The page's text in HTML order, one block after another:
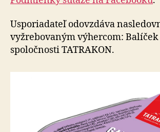
Usporiadateľ odovzdáva
vyžrebovaným výhercom:
spoločnosti TATRAKON.